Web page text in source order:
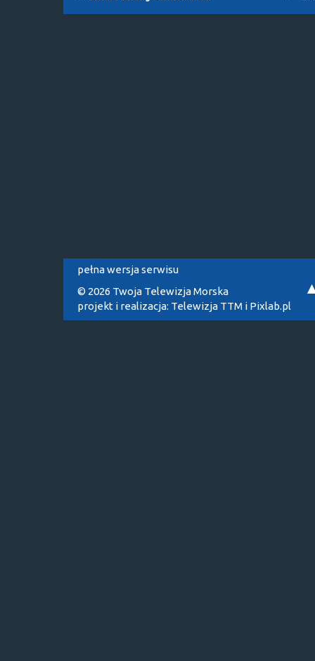
pełna wersja serwisu
© 2026 Twoja Telewizja Morska
projekt i realizacja: Telewizja TTM i Pixlab.pl